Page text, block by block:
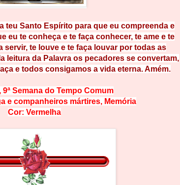
teu Santo Espírito para que eu compreenda e
eu te conheça e te faça conhecer, te ame e te
servir, te louve e te faça louvar por todas as
leitura da Palavra os pecadores se convertam,
e todos consigamos a vida eterna. Amém.
9ª Semana do Tempo Comum
e companheiros mártires, Memória
Cor: Vermelha